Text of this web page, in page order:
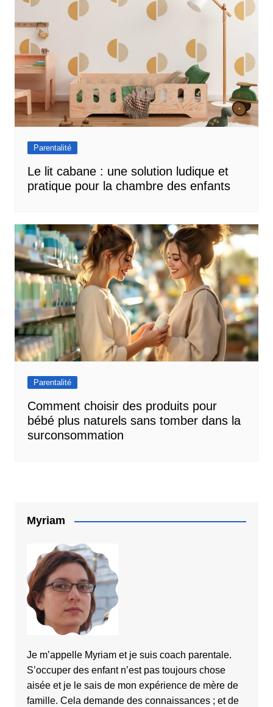
machine, ce qui le rend aussi
fonctionnel qu'agréable à
aventures confortables et
sereines avec votre enfant.
Parentalité
Le lit cabane : une solution ludique et
pratique pour la chambre des enfants
Parentalité
Comment choisir des produits pour
bébé plus naturels sans tomber dans la
surconsommation
Myriam
Je m’appelle Myriam et je suis coach parentale.
S’occuper des enfant n’est pas toujours chose
aisée et je le sais de mon expérience de mère de
famille. Cela demande des connaissances ; et de